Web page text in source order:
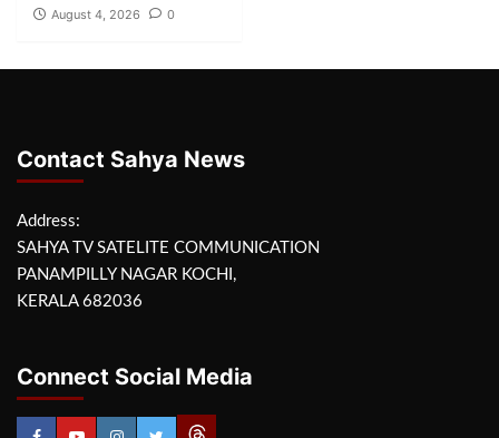
August 4, 2026 0
Contact Sahya News
Address:
SAHYA TV SATELITE COMMUNICATION
PANAMPILLY NAGAR KOCHI,
KERALA 682036
Connect Social Media